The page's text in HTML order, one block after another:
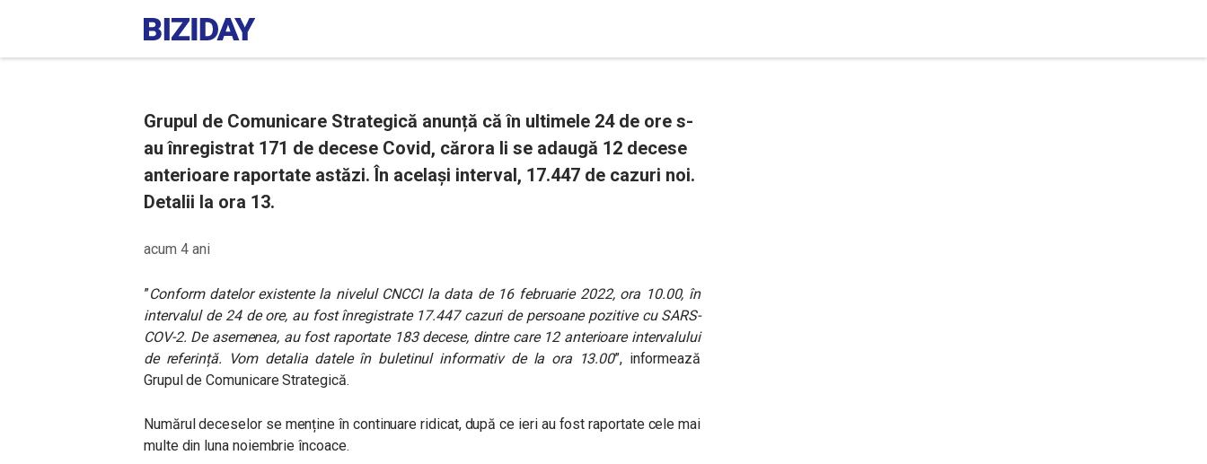
Grupul de Comunicare Strategică anunță că în ultimele 24 de ore s-
au înregistrat 171 de decese Covid, cărora li se adaugă 12 decese
anterioare raportate astăzi. În același interval, 17.447 de cazuri noi.
Detalii la ora 13.
acum 4 ani
”Conform datelor existente la nivelul CNCCI la data de 16 februarie 2022, ora 10.00, în
intervalul de 24 de ore, au fost înregistrate 17.447 cazuri de persoane pozitive cu SARS-
COV-2. De asemenea, au fost raportate 183 decese, dintre care 12 anterioare intervalului
de referință. Vom detalia datele în buletinul informativ de la ora 13.00”, informează
Grupul de Comunicare Strategică.
Numărul deceselor se menține în continuare ridicat, după ce ieri au fost raportate cele mai
multe din luna noiembrie încoace.